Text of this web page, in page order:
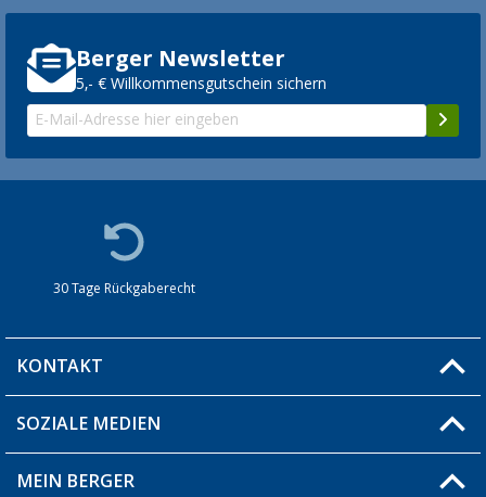
Berger Newsletter
5,- € Willkommensgutschein sichern
30 Tage Rückgaberecht
KONTAKT
Du hast eine Frage?
Filiale finden
SOZIALE MEDIEN
MEIN BERGER